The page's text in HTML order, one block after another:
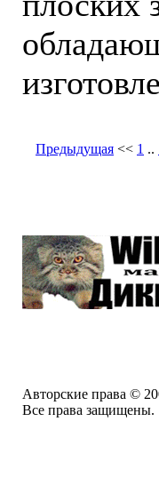
Предыдущая << 1 ..
Авторские права ©
Все права защищены.